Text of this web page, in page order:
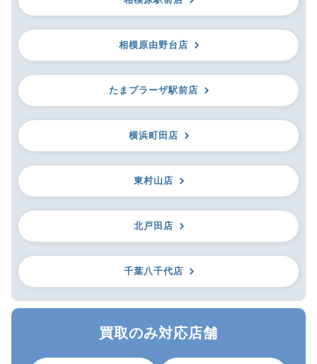
相模原由野台店
たまプラーザ駅前店
横浜町田店
東村山店
北戸田店
千葉八千代店
買取のみ対応店舗